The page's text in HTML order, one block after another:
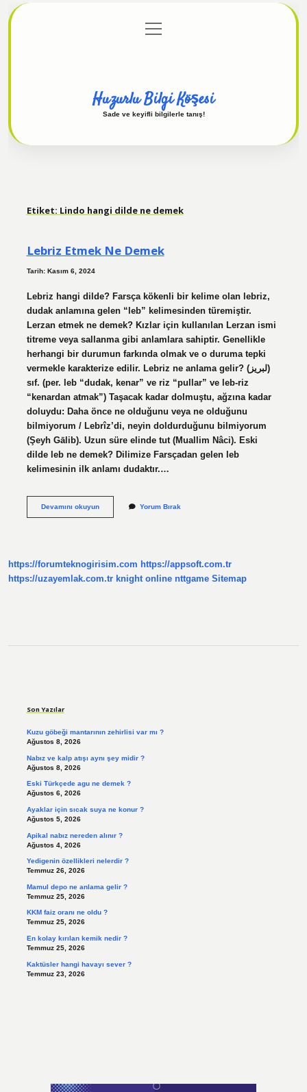
Gizlilik Politikası
menüyü
aç
Huzurlu Bilgi Köşesi
Sade ve keyifli bilgilerle tanış!
Etiket: Lindo hangi dilde ne demek
Lebriz Etmek Ne Demek
Tarih: Kasım 6, 2024
Lebriz hangi dilde? Farsça kökenli bir kelime olan lebriz,
dudak anlamına gelen “leb” kelimesinden türemiştir.
Lerzan etmek ne demek? Kızlar için kullanılan Lerzan ismi
titreme veya sallanma gibi anlamlara sahiptir. Genellikle
herhangi bir durumun farkında olmak ve o duruma tepki
vermekle karakterize edilir. Lebriz ne anlama gelir? (ﻟﺒﺮﻳﺰ)
sıf. (per. leb “dudak, kenar” ve riz “pullar” ve leb-riz
“kenardan atmak”) Taşacak kadar dolmuştu, ağzına kadar
doluydu: Daha önce ne olduğunu veya ne olduğunu
bilmiyorum / Lebrîz’di, neyin doldurduğunu bilmiyorum
(Şeyh Gālib). Uzun süre elinde tut (Muallim Nâci). Eski
dilde leb ne demek? Dilimize Farsçadan gelen leb
kelimesinin ilk anlamı dudaktır.…
Devamını okuyunLebriz
Yorum Bırak
https://forumteknogirisim.com https://appsoft.com.tr
https://uzayemlak.com.tr knight online nttgame Sitemap
Son Yazılar
Kuzu göbeği mantarının zehirlisi var mı ?
Ağustos 8, 2026
Nabız ve kalp atışı aynı şey midir ?
Ağustos 8, 2026
Eski Türkçede agu ne demek ?
Ağustos 6, 2026
Ayaklar için sıcak suya ne konur ?
Ağustos 5, 2026
Apikal nabız nereden alınır ?
Ağustos 4, 2026
Yedigenin özellikleri nelerdir ?
Temmuz 26, 2026
Mamul depo ne anlama gelir ?
Temmuz 25, 2026
KKM faiz oranı ne oldu ?
Temmuz 25, 2026
En kolay kırılan kemik nedir ?
Temmuz 25, 2026
Kaktüsler hangi havayı sever ?
Temmuz 23, 2026